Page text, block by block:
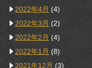
2022年4月 (4)
2022年3月 (2)
2022年2月 (4)
2022年1月 (8)
2021年12月 (3)